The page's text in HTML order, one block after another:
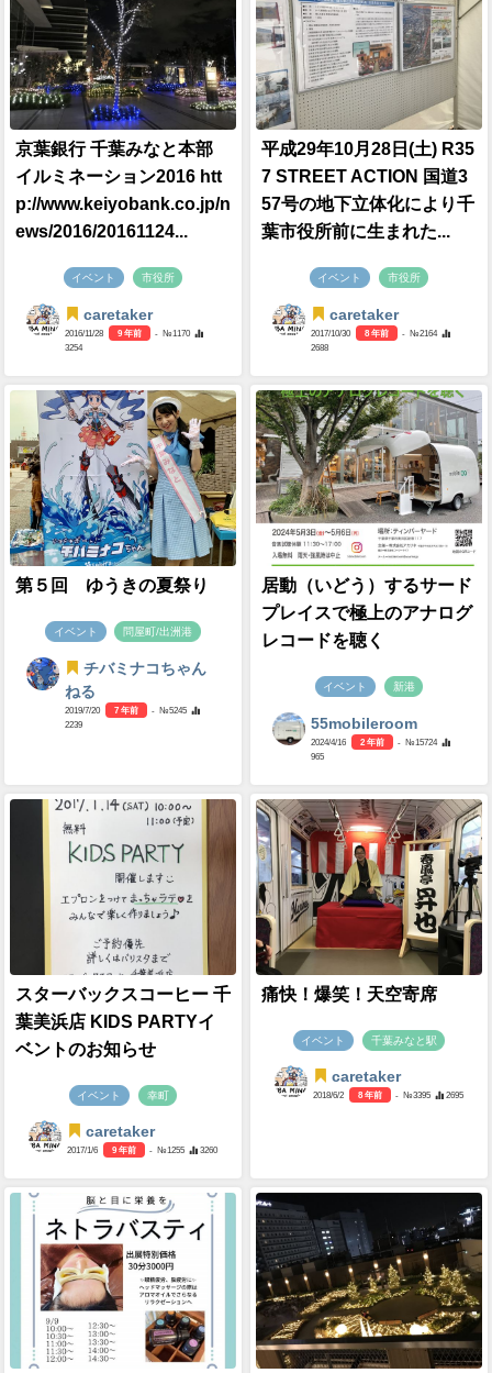
京葉銀行 千葉みなと本部
イルミネーション2016 htt
p://www.keiyobank.co.jp/n
ews/2016/20161124...
イベント 市役所
caretaker
2016/11/28 9 年前
- №1170
3254
平成29年10月28日(土) R35
7 STREET ACTION 国道3
57号の地下立体化により千
葉市役所前に生まれた...
イベント 市役所
caretaker
2017/10/30 8 年前
- №2164
2688
第５回 ゆうきの夏祭り
イベント 問屋町/出洲港
チバミナコちゃん
ねる
2019/7/20 7 年前
- №5245
2239
居動（いどう）するサード
プレイスで極上のアナログ
レコードを聴く
イベント 新港
55mobileroom
2024/4/16 2 年前
- №15724
965
スターバックスコーヒー 千
葉美浜店 KIDS PARTYイ
ベントのお知らせ
イベント 幸町
caretaker
2017/1/6 9 年前 - №1255 3260
痛快！爆笑！天空寄席
イベント 千葉みなと駅
caretaker
2018/6/2 8 年前 - №3395 2695